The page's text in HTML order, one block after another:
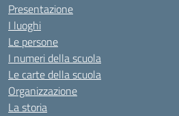
Presentazione
I luoghi
Le persone
I numeri della scuola
Le carte della scuola
Organizzazione
La storia